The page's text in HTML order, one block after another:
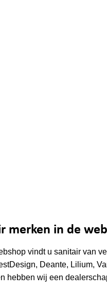
merken in de
vindt u sanitair van
, Deante, Lilium,
hebben wij een